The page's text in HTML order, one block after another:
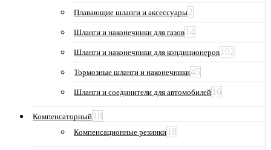
Плавающие шланги и аксессуары2
Шланги и наконечники для газов 14
Шланги и наконечники для кондиционеров 102
Тормозные шланги и наконечники45
Шланги и соединители для автомобилей 16
Компенсаторный 18
Компенсационные резинки 18